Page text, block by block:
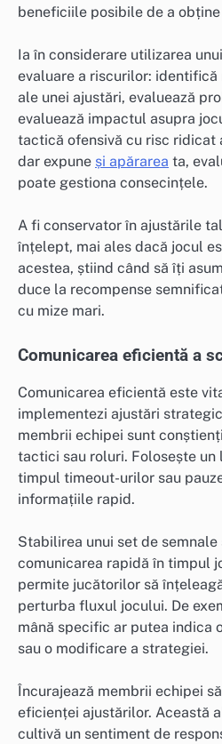
beneficiile posibile de a
Ia în considerare utilizarea
evaluare a riscurilor:
ale unei ajustări, evaluează
evaluează impactul asupra
tactică ofensivă cu risc ridicat
dar expune și apărarea ta,
poate gestiona consecințele.
A fi conservator în ajustările
înțelept, mai ales dacă jocul
acestea, știind când să îți
duce la recompense
cu mize mari.
Comunicarea eficientă a
Comunicarea eficientă este
implementezi ajustări
membrii echipei sunt
tactici sau roluri. Folosește
timpul timeout-urilor sau
informațiile rapid.
Stabilirea unui set de
comunicarea rapidă în timpul
permite jucătorilor să
perturba fluxul jocului. De
mână specific ar putea indica
sau o modificare a strategiei.
Încurajează membrii echipei
eficienței ajustărilor. Această
cultivă un sentiment de